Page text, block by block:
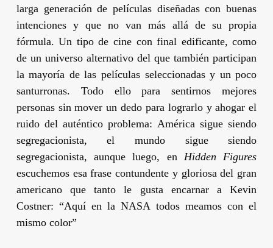
larga generación de películas diseñadas con buenas
intenciones y que no van más allá de su propia
fórmula. Un tipo de cine con final edificante, como
de un universo alternativo del que también participan
la mayoría de las películas seleccionadas y un poco
santurronas. Todo ello para sentirnos mejores
personas sin mover un dedo para lograrlo y ahogar el
ruido del auténtico problema: América sigue siendo
segregacionista, el mundo sigue siendo
segregacionista, aunque luego, en Hidden Figures
escuchemos esa frase contundente y gloriosa del gran
americano que tanto le gusta encarnar aKevin
Costner: “Aquí en la NASA todos meamos con el
mismo color”